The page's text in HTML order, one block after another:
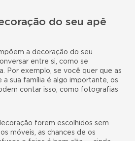
do seu apê
a decoração do seu
entre si, como se
Por exemplo, se você quer que as
a sua família é algo importante, os
contar isso, como fotografias
forem escolhidos sem
móveis, as chances de os